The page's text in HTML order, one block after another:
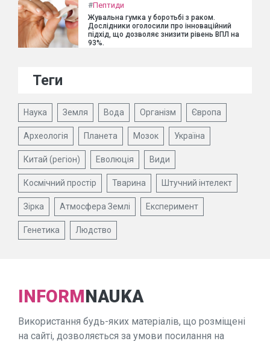
#Пептиди
Жувальна гумка у боротьбі з раком.
Дослідники оголосили про інноваційний
підхід, що дозволяє знизити рівень ВПЛ на
93%.
Теги
Наука Земля Вода Організм Європа
Археологія Планета Мозок Україна
Китай (регіон) Еволюція Види
Космічний простір Тварина Штучний інтелект
Зірка Атмосфера Землі Експеримент
Генетика Людство
INFORMNAUKA
Використання будь-яких матеріалів, що розміщені
на сайті, дозволяється за умови посилання на